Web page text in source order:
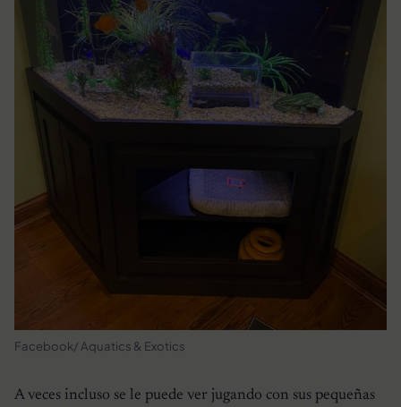
Facebook/ Aquatics & Exotics
A veces incluso se le puede ver jugando con sus pequeñas